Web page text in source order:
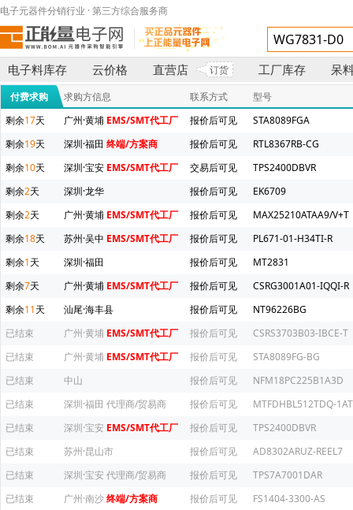
电子元器件分销行业 · 第三方综合服务商
电子料库存 云价格 直营店 订货 工厂库存 呆
付费求购 求购方信息 联系方式
型号
剩余17天 广州·黄埔 EMS/SMT代工厂 报价后可见
STA8089FGA
剩余19天 深圳·福田 终端/方案商 报价后可见
RTL8367RB-CG
剩余10天 深圳·宝安 EMS/SMT代工厂 交易后可见
TPS2400DBVR
剩余2天 深圳·龙华 报价后可见
EK6709
剩余2天 广州·黄埔 EMS/SMT代工厂 报价后可见
MAX25210ATAA9/V+T
剩余18天 苏州·吴中 EMS/SMT代工厂 报价后可见
PL671-01-H34TI-R
剩余1天 深圳·福田 报价后可见
MT2831
剩余7天 广州·黄埔 EMS/SMT代工厂 报价后可见
CSRG3001A01-IQQI-R
剩余11天 汕尾·海丰县 报价后可见
NT96226BG
已结束
广州·黄埔 EMS/SMT代工厂 报价后可见
CSRS3703B03-IBCE-T
已结束
广州·黄埔 EMS/SMT代工厂 报价后可见
STA8089FG-BG
已结束
中山 报价后可见
NFM18PC225B1A3D
已结束
深圳·福田 代理商/贸易商 报价后可见
MTFDHBL512TDQ-
已结束
深圳·宝安 EMS/SMT代工厂 报价后可见
TPS2400DBVR
已结束
苏州·昆山市 报价后可见
AD8302ARUZ-REEL7
已结束
深圳·宝安 代理商/贸易商 报价后可见
TPS7A7001DAR
已结束
广州·南沙终端/方案商 报价后可见
FS1404-3300-AS